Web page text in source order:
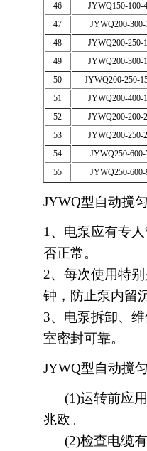
46
JYWQ150-100-
47
JYWQ200-300-
48
JYWQ200-250-
49
JYWQ200-300-
50
JYWQ200-250-
51
JYWQ200-400-
52
JYWQ200-200-
53
JYWQ200-250-
54
JYWQ250-600-
55
JYWQ250-600-
JYWQ型自动搅
1、电泵应有专
否正常。
2、每次使用特
钟，防止泵内留
3、电泵拆卸、
室密封可靠。
JYWQ型自动搅
(1)运转前应用
兆欧。
(2)检查电缆有